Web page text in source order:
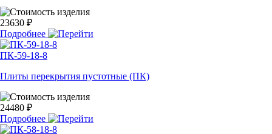
23630 ₽
Подробнее
ПК-59-18-8
Плиты перекрытия пустотные (ПК)
24480 ₽
Подробнее